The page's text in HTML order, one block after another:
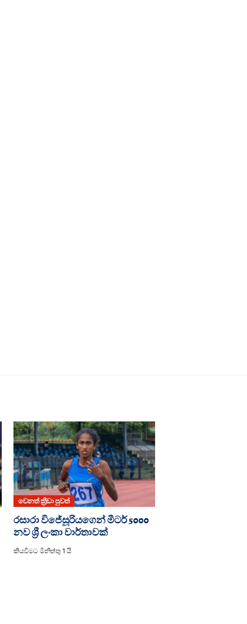
වෙනත් ක්‍රීඩා පුවත්
රසාරා විජේසූරියගෙන් මීටර් 5000
නව ශ්‍රී ලංකා වාර්තාවක්
කියවීමට මිනිත්තු 1 යි